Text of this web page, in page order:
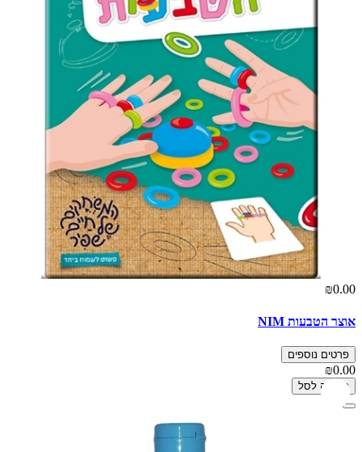
₪0.00
אוצר הטבעות NIM
פרטים נוספים
₪0.00
הוספה לסל